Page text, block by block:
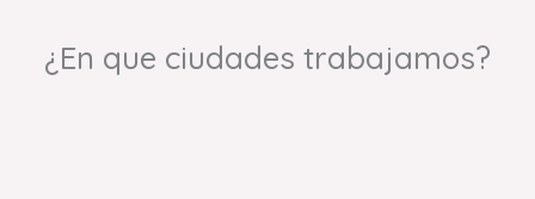
¿En que ciudades trabajamos?